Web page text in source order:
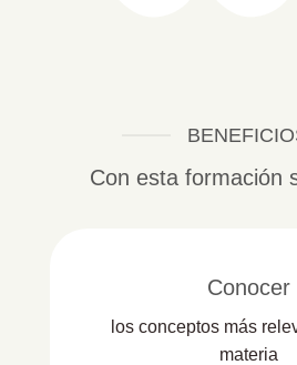
Con esta formación
Conocer
los conceptos más
materia